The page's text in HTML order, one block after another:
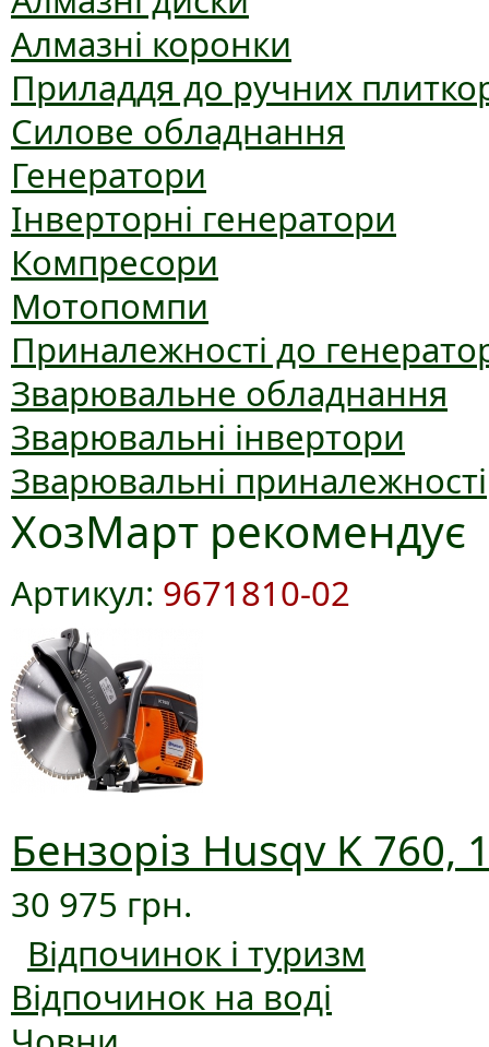
Алмазні коронки
Приладдя до ручних
Силове обладнання
Генератори
Інверторні генератори
Компресори
Мотопомпи
Приналежності до
Зварювальне обладнання
Зварювальні інвертори
Зварювальні приналежності
ХозМарт рекомендує
Артикул: 9671810-02
Бензоріз Husqv K 760,
30 975 грн.
Відпочинок і туризм
Відпочинок на воді